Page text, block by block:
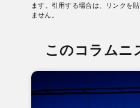
ます。引用する場合は、リンクを
ません。
このコラムニ